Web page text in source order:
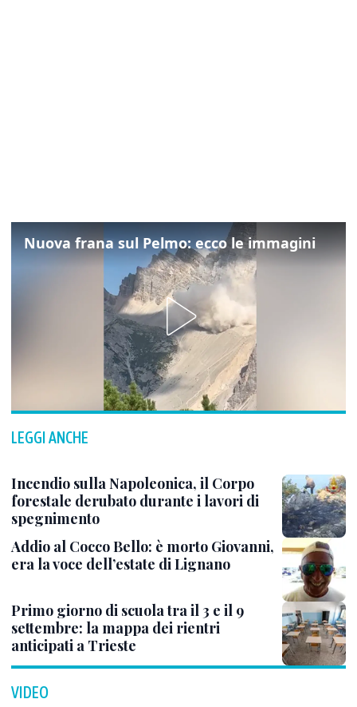
Nuova frana sul Pelmo: ecco le immagini
LEGGI ANCHE
Incendio sulla Napoleonica, il Corpo
forestale derubato durante i lavori di
spegnimento
Addio al Cocco Bello: è morto Giovanni,
era la voce dell’estate di Lignano
Primo giorno di scuola tra il 3 e il 9
settembre: la mappa dei rientri
anticipati a Trieste
VIDEO